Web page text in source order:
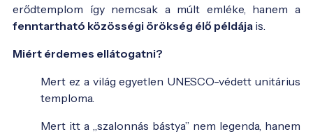
erődtemplom így nemcsak a múlt emléke, hanem a
fenntartható közösségi örökség élő példája is.
Miért érdemes ellátogatni?
Mert ez a világ egyetlen UNESCO-védett unitárius
temploma.
Mert itt a „szalonnás bástya” nem legenda, hanem